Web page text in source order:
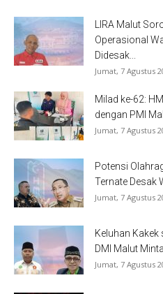
LIRA Malut
Operasional
Didesak...
Jumat, 7 Agustus
Milad ke-62:
dengan PMI
Jumat, 7 Agustus
Potensi
Ternate Desak
Jumat, 7 Agustus
Keluhan Kakek
DMI Malut
Jumat, 7 Agustus